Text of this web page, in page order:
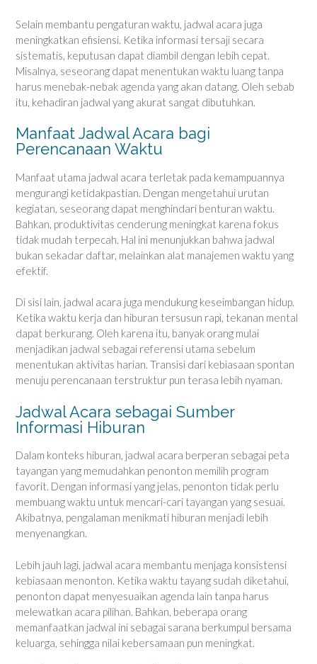
Selain membantu pengaturan waktu, jadwal acara juga
meningkatkan efisiensi. Ketika informasi tersaji secara
sistematis, keputusan dapat diambil dengan lebih cepat.
Misalnya, seseorang dapat menentukan waktu luang tanpa
harus menebak-nebak agenda yang akan datang. Oleh sebab
itu, kehadiran jadwal yang akurat sangat dibutuhkan.
Manfaat Jadwal Acara bagi
Perencanaan Waktu
Manfaat utama jadwal acara terletak pada kemampuannya
mengurangi ketidakpastian. Dengan mengetahui urutan
kegiatan, seseorang dapat menghindari benturan waktu.
Bahkan, produktivitas cenderung meningkat karena fokus
tidak mudah terpecah. Hal ini menunjukkan bahwa jadwal
bukan sekadar daftar, melainkan alat manajemen waktu yang
efektif.
Di sisi lain, jadwal acara juga mendukung keseimbangan hidup.
Ketika waktu kerja dan hiburan tersusun rapi, tekanan mental
dapat berkurang. Oleh karena itu, banyak orang mulai
menjadikan jadwal sebagai referensi utama sebelum
menentukan aktivitas harian. Transisi dari kebiasaan spontan
menuju perencanaan terstruktur pun terasa lebih nyaman.
Jadwal Acara sebagai Sumber
Informasi Hiburan
Dalam konteks hiburan, jadwal acara berperan sebagai peta
tayangan yang memudahkan penonton memilih program
favorit. Dengan informasi yang jelas, penonton tidak perlu
membuang waktu untuk mencari-cari tayangan yang sesuai.
Akibatnya, pengalaman menikmati hiburan menjadi lebih
menyenangkan.
Lebih jauh lagi, jadwal acara membantu menjaga konsistensi
kebiasaan menonton. Ketika waktu tayang sudah diketahui,
penonton dapat menyesuaikan agenda lain tanpa harus
melewatkan acara pilihan. Bahkan, beberapa orang
memanfaatkan jadwal ini sebagai sarana berkumpul bersama
keluarga, sehingga nilai kebersamaan pun meningkat.